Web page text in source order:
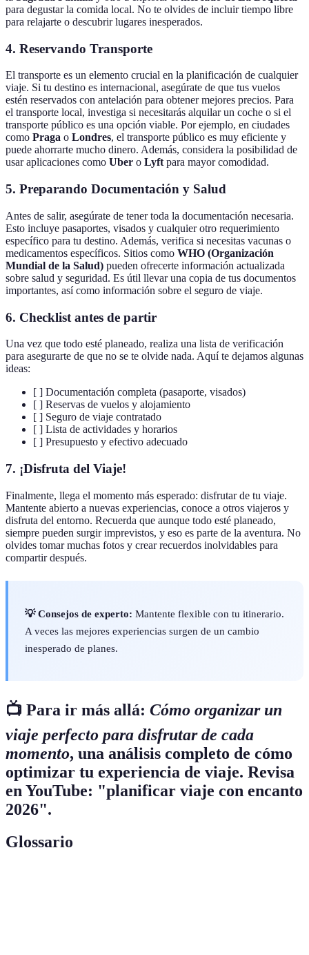
para degustar la comida local. No te olvides de incluir tiempo libre
para relajarte o descubrir lugares inesperados.
4. Reservando Transporte
El transporte es un elemento crucial en la planificación de cualquier
viaje. Si tu destino es internacional, asegúrate de que tus vuelos
estén reservados con antelación para obtener mejores precios. Para
el transporte local, investiga si necesitarás alquilar un coche o si el
transporte público es una opción viable. Por ejemplo, en ciudades
como Praga o Londres, el transporte público es muy eficiente y
puede ahorrarte mucho dinero. Además, considera la posibilidad de
usar aplicaciones como Uber o Lyftpara mayor comodidad.
5. Preparando Documentación y Salud
Antes de salir, asegúrate de tener toda la documentación necesaria.
Esto incluye pasaportes, visados y cualquier otro requerimiento
específico para tu destino. Además, verifica si necesitas vacunas o
medicamentos específicos. Sitios como WHO (Organización
Mundial de la Salud) pueden ofrecerte información actualizada
sobre salud y seguridad. Es útil llevar una copia de tus documentos
importantes, así como información sobre el seguro de viaje.
6. Checklist antes de partir
Una vez que todo esté planeado, realiza una lista de verificación
para asegurarte de que no se te olvide nada. Aquí te dejamos algunas
ideas:
[ ] Documentación completa (pasaporte, visados)
[ ] Reservas de vuelos y alojamiento
[ ] Seguro de viaje contratado
[ ] Lista de actividades y horarios
[ ] Presupuesto y efectivo adecuado
7. ¡Disfruta del Viaje!
Finalmente, llega el momento más esperado: disfrutar de tu viaje.
Mantente abierto a nuevas experiencias, conoce a otros viajeros y
disfruta del entorno. Recuerda que aunque todo esté planeado,
siempre pueden surgir imprevistos, y eso es parte de la aventura. No
olvides tomar muchas fotos y crear recuerdos inolvidables para
compartir después.
💡 Consejos de experto: Mantente flexible con tu itinerario.
A veces las mejores experiencias surgen de un cambio
inesperado de planes.
📺 Para ir más allá: Cómo organizar un
viaje perfecto para disfrutar de cada
momento, una análisis completo de cómo
optimizar tu experiencia de viaje. Revisa
en YouTube: "planificar viaje con encanto
2026".
Glossario